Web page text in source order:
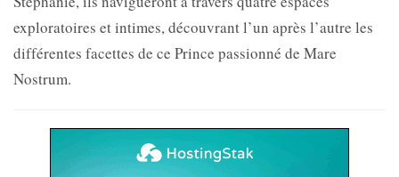
exploratoires et intimes, découvrant l’un après l’autre les
différentes facettes de ce Prince passionné de Mare
Nostrum.